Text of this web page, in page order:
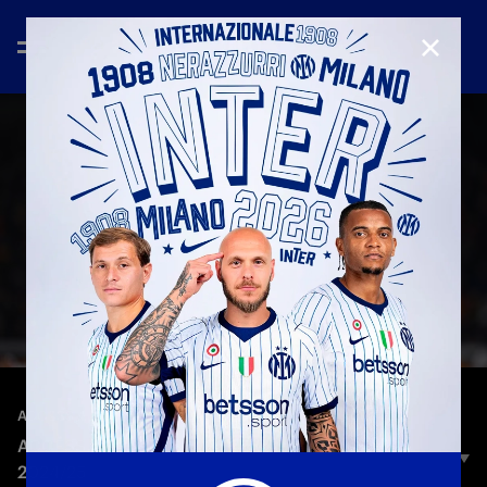
ACCESS ALL AREAS—28 gen 2025
ACCESS ALL AREAS | LECCE 0-4 INTER | SERIE A
2024/25